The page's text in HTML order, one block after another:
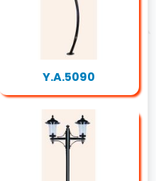
Y.A.5090